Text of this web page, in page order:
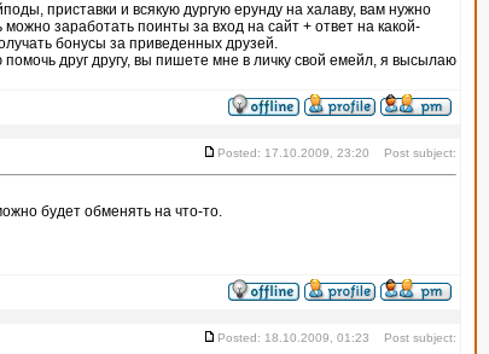
приставки и всякую дургую ерунду на халаву, вам нужно
заработать поинты за вход на сайт + ответ на какой-
бонусы за приведенных друзей.
друг другу, вы пишете мне в личку свой емейл, я высылаю
Posted: 17.10.2009, 23:20 Post subject:
будет обменять на что-то.
Posted: 18.10.2009, 01:23 Post subject: